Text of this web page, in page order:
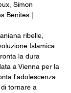
Simon
Benites |
ribelle,
Islamica
la dura
a Vienna per la
l'adolescenza
tornare a